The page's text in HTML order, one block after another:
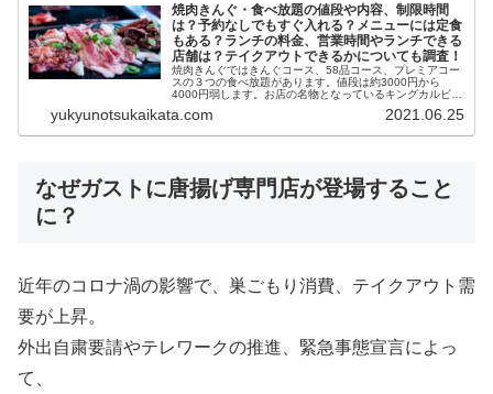
焼肉きんぐ・食べ放題の値段や内容、制限時間
は？予約なしでもすぐ入れる？メニューには定食
もある？ランチの料金、営業時間やランチできる
店舗は？テイクアウトできるかについても調査！
焼肉きんぐではきんぐコース、58品コース、プレミアコー
スの３つの食べ放題があります。値段は約3000円から
4000円弱します。お店の名物となっているキングカルビを
ます。コースはどれも100...
yukyunotsukaikata.com 2021.06.25
なぜガストに唐揚げ専門店が登場すること
に？
近年のコロナ渦の影響で、巣ごもり消費、テイクアウト需
要が上昇。
外出自粛要請やテレワークの推進、緊急事態宣言によっ
て、